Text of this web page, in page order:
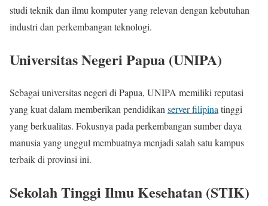
studi teknik dan ilmu komputer yang relevan dengan kebutuhan
industri dan perkembangan teknologi.
Universitas Negeri Papua (UNIPA)
Sebagai universitas negeri di Papua, UNIPA memiliki reputasi
yang kuat dalam memberikan pendidikan server filipina tinggi
yang berkualitas. Fokusnya pada perkembangan sumber daya
manusia yang unggul membuatnya menjadi salah satu kampus
terbaik di provinsi ini.
Sekolah Tinggi Ilmu Kesehatan (STIK)